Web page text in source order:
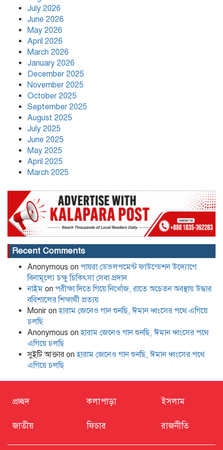
July 2026
June 2026
May 2026
April 2026
March 2026
January 2026
December 2025
November 2025
October 2025
September 2025
August 2025
July 2025
June 2025
May 2025
April 2025
March 2025
Recent Comments
Anonymous on পায়রা ডেভলপমেন্ট ফাউন্ডেশন উদ্যোগে
বিনামূল্যে চক্ষু চিকিৎসা সেবা প্রদান
নাইম on পরীক্ষা দিতে গিয়ে নিখোঁজ, রাতে অচেতন অবস্থায় উদ্ধার
বরিশালের শিক্ষার্থী প্রত্যয়
Monir onহারাম জেনেও গান শুনছি, ঈমান ধ্বংসের পথে এগিয়ে
চলছি
Anonymous onহারাম জেনেও গান শুনছি, ঈমান ধ্বংসের পথে
এগিয়ে চলছি
সুইটি আক্তার onহারাম জেনেও গান শুনছি, ঈমান ধ্বংসের পথে
এগিয়ে চলছি
প্রচ্ছদ কলাপাড়া ইসলাম
জাতীয় ফিচার রাজনীতি